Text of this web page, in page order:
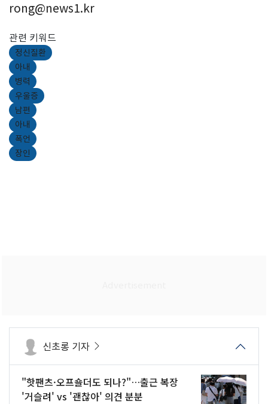
rong@news1.kr
관련 키워드
정신질환
아내
병력
우울증
남편
아내
폭언
장인
신초롱 기자
"핫팬츠·오프숄더도 되나?"…출근 복장
'거슬려' vs '괜찮아' 의견 분분